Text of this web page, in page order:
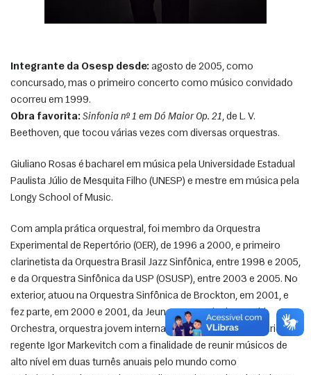
Integrante da Osesp desde: agosto de 2005, como
concursado, mas o primeiro concerto como músico convidado
ocorreu em 1999.
Obra favorita: Sinfonia nº 1 em Dó Maior Op. 21, de L. V.
Beethoven, que tocou várias vezes com diversas orquestras.
Giuliano Rosas é bacharel em música pela Universidade Estadual
Paulista Júlio de Mesquita Filho (UNESP) e mestre em música pela
Longy School of Music.
Com ampla prática orquestral, foi membro da Orquestra
Experimental de Repertório (OER), de 1996 a 2000, e primeiro
clarinetista da Orquestra Brasil Jazz Sinfônica, entre 1998 e 2005,
e da Orquestra Sinfônica da USP (OSUSP), entre 2003 e 2005. No
exterior, atuou na Orquestra Sinfônica de Brockton, em 2001, e
fez parte, em 2000 e 2001, da Jeunesses Musicales World
Orchestra, orquestra jovem internacional criada pelo lendário
regente Igor Markevitch com a finalidade de reunir músicos de
alto nível em duas turnês anuais pelo mundo como